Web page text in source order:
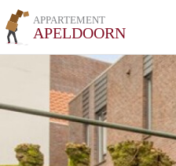
APPARTEMENT
APELDOORN